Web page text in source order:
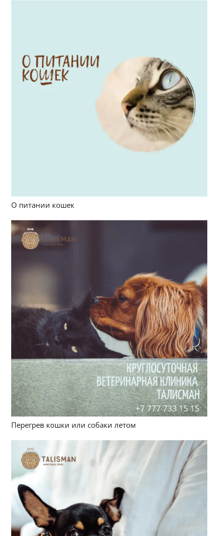
О питании кошек
Перегрев кошки или собаки летом